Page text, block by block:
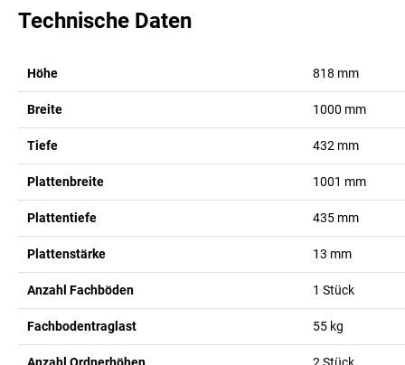
Technische Daten
Höhe 818 mm
Breite 1000 mm
Tiefe 432 mm
Plattenbreite 1001 mm
Plattentiefe 435 mm
Plattenstärke 13 mm
Anzahl Fachböden 1 Stück
Fachbodentraglast 55 kg
Anzahl Ordnerhöhen 2 Stück